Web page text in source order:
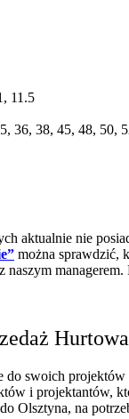
11.5
36, 38, 45, 48, 50,
aktualnie nie
można sprawdzić,
naszym
do swoich
i projektantów,
Olsztyna, na